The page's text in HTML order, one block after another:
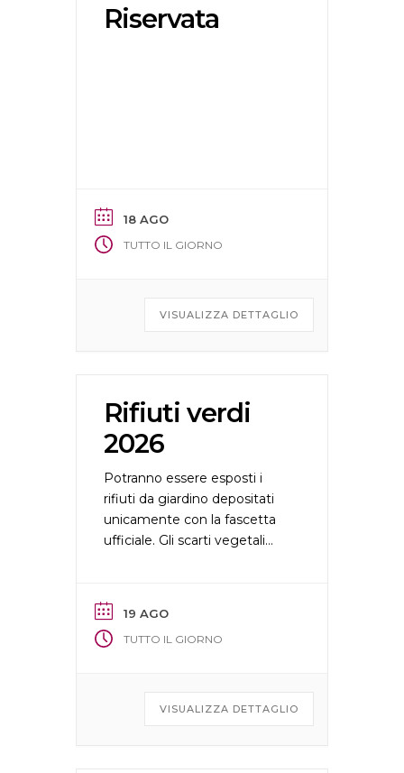
Riservata
18 AGO
TUTTO IL GIORNO
VISUALIZZA DETTAGLIO
Rifiuti verdi
2026
Potranno essere esposti i
rifiuti da giardino depositati
unicamente con la fascetta
ufficiale. Gli scarti vegetali
raccolta e ritirati entro la sera
medesima.
19 AGO
TUTTO IL GIORNO
VISUALIZZA DETTAGLIO